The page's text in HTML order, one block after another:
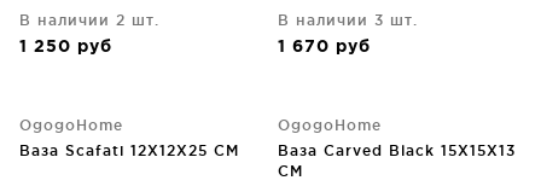
В наличии 2 шт.
1 250 руб
В наличии 3 шт.
1 670 руб
OgogoHome
Ваза Scafati 12X12X25 CM
OgogoHome
Ваза Carved Black 15X15X13
CM